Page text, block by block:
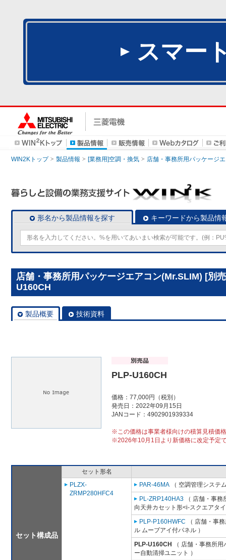
スマー
WIN2Kトップ 製品情報 [業務用]空調・換気 店舗・事務所用パッケージ
形名から製品情報を探す キーワードから製品情
店舗・事務所用パッケージエアコン(Mr.SLIM) [別
U160CH
製品概要 技術資料
PLP-U160CH
価格：77,000円（税別）
発売日：2022年09月15日
JANコード：4902901939334
※この価格は事業者様向けの積算見積価
※2026年10月1日より新価格に改定予定
セット構成品
セット形名
PLZX-
ZRMP280HFC4
PAR-46MA （ 空調管理システ
PL-ZRP140HA3 （ 店舗・事
向天井カセット形<i-スクエアタ
PLP-P160HWFC （ 店舗・事
ル ムーブアイ付パネル ）
PLP-U160CH
（ 店舗・事務所
ー自動清掃ユニット ）